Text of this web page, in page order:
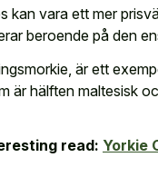
kan vara ett mer
beroende på den
är ett
är hälften maltesisk
read: Yorkie